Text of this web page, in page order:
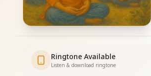
Ringtone Available
Listen & download ringtone